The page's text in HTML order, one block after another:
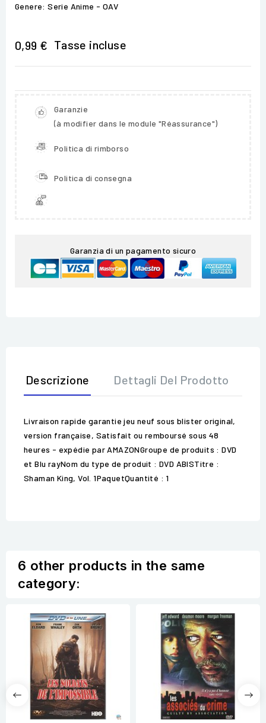
Genere: Serie Anime - OAV
0,99 € Tasse incluse
Garanzie
(à modifier dans le module "Réassurance")
Politica di rimborso
Politica di consegna
Garanzia di un pagamento sicuro
Descrizione Dettagli Del Prodotto
Livraison rapide garantie jeu neuf sous blister original,
version française, Satisfait ou remboursé sous 48
heures - expédie par AMAZONGroupe de produits : DVD
et Blu rayNom du type de produit : DVD ABISTitre :
Shaman King, Vol. 1PaquetQuantité : 1
6 other products in the same
category: